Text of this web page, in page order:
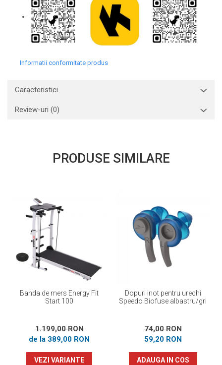
Informatii conformitate produs
Caracteristici
Review-uri (0)
PRODUSE SIMILARE
Banda de mers Energy Fit
Start 100
1.199,00 RON
de la 389,00 RON
VEZI VARIANTE
Dopuri inot pentru urechi
Speedo Biofuse albastru/gri
74,00 RON
59,20 RON
ADAUGA IN COS